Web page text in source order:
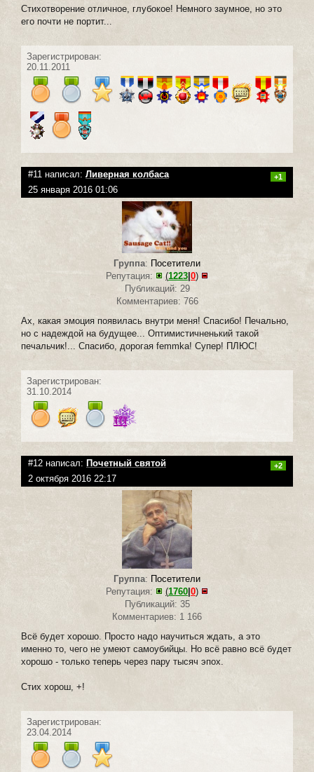
Стихотворение отличное, глубокое! Немного заумное, но это
его почти не портит...
Зарегистрирован:
20.11.2011
#11 написал: Ливерная колбаса +1
25 января 2016 01:06
Группа: Посетители
Репутация:
(1223 0)
Публикаций: 29
Комментариев: 766
Ах, какая эмоция появилась внутри меня! Спасибо! Печально,
но с надеждой на будущее... Оптимистичненький такой
печальчик!... Спасибо, дорогая femmka! Супер! ПЛЮС!
Зарегистрирован:
31.10.2014
#12 написал: Почетный святой +2
2 октября 2016 22:17
Группа: Посетители
Репутация:
(1760|0)
Публикаций: 35
Комментариев: 1 166
Всё будет хорошо. Просто надо научиться ждать, а это
именно то, чего не умеют самоубийцы. Но всё равно всё будет
хорошо - только теперь через пару тысяч эпох.
Стих хорош, +!
Зарегистрирован:
23.04.2014